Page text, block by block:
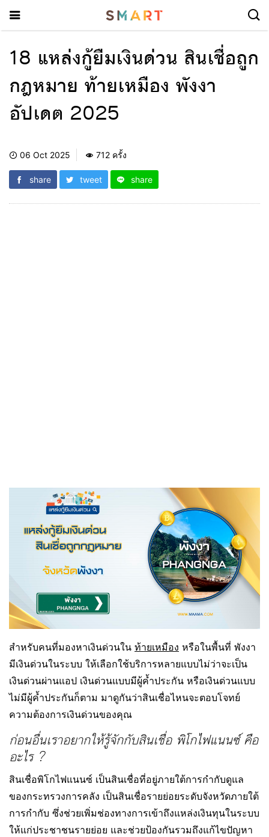
18 แหล่งกู้ยืมเงินด่วน สินเชื่อถูก
กฎหมาย ท้ายเหมือง พังงา
อัปเดต 2025
06 Oct 2025 712 ครั้ง
share tweet share
สำหรับคนที่มองหาเงินด่วนใน ท้ายเหมือง หรือในพื้นที่ พังงา
มีเงินด่วนในระบบ ให้เลือกใช้บริการหลายแบบไม่ว่าจะเป็น
เงินด่วนผ่านแอป เงินด่วนแบบมีผู้ค้ำประกัน หรือเงินด่วนแบบ
ไม่มีผู้ค้ำประกันก็ตาม มาดูกันว่าสินเชื่อไหนจะตอบโจทย์
ความต้องการเงินด่วนของคุณ
ก่อนอื่นเราอยากให้รู้จักกับสินเชื่อ พิโกไฟแนนซ์ คือ
อะไร ?
สินเชื่อพิโกไฟแนนซ์ เป็นสินเชื่อที่อยู่ภายใต้การกำกับดูแล
ของกระทรวงการคลัง เป็นสินเชื่อรายย่อยระดับจังหวัดภายใต้
การกำกับ ซึ่งช่วยเพิ่มช่องทางการเข้าถึงแหล่งเงินทุนในระบบ
ให้แก่ประชาชนรายย่อย และช่วยป้องกันรวมถึงแก้ไขปัญหา